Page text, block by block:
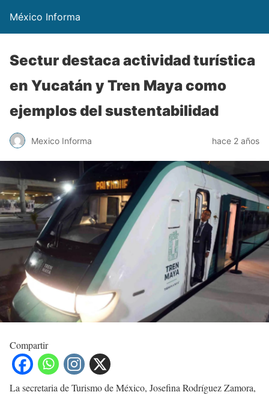
México Informa
Sectur destaca actividad turística
en Yucatán y Tren Maya como
ejemplos del sustentabilidad
Mexico Informa hace 2 años
Compartir
La secretaria de Turismo de México, Josefina Rodríguez Zamora,